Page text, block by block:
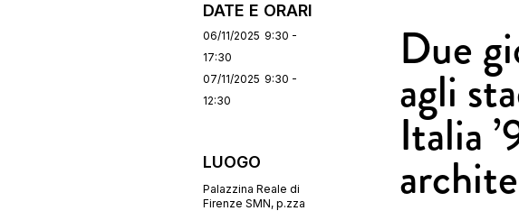
DATE E ORARI
06/11/2025 9:30 -
17:30
07/11/2025 9:30 -
12:30
LUOGO
Palazzina Reale di
Firenze SMN, p.zza
Due
agli
Italia